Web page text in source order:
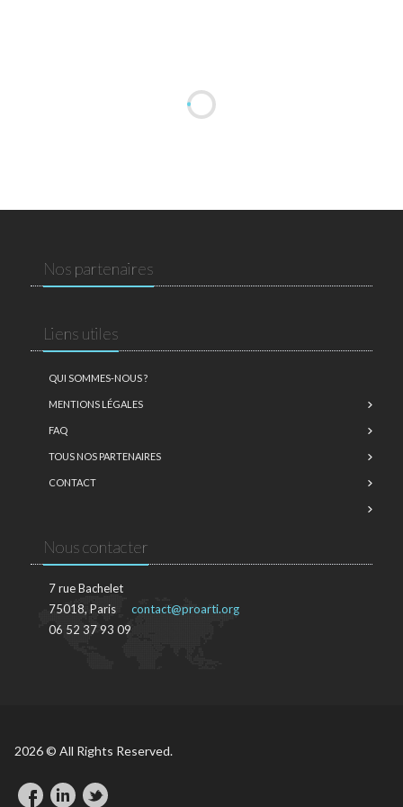
Nos partenaires
Liens utiles
QUI SOMMES-NOUS ?
MENTIONS LÉGALES
FAQ
TOUS NOS PARTENAIRES
CONTACT
Nous contacter
7 rue Bachelet
75018, Paris
06 52 37 93 09
contact@proarti.org
2026 © All Rights Reserved.